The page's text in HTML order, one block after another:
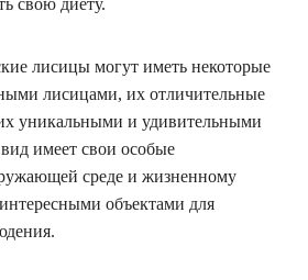
лисицы могут иметь некоторые
лисицами, их отличительные
уникальными и удивительными
имеет свои особые
среде и жизненному
объектами для